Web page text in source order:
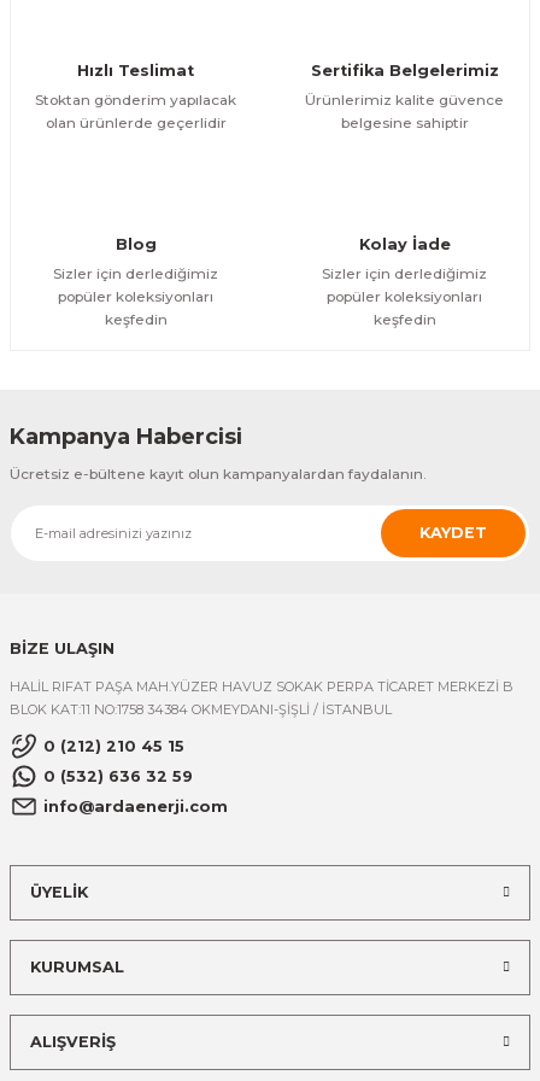
Bu ürüne benzer farklı alternatifler olmalı.
Hızlı Teslimat
Stoktan gönderim yapılacak
olan ürünlerde geçerlidir
Sertifika Belgelerimiz
Ürünlerimiz kalite güvence
belgesine sahiptir
Blog
Sizler için derlediğimiz
popüler koleksiyonları
keşfedin
Kolay İade
Sizler için derlediğimiz
popüler koleksiyonları
keşfedin
Kampanya Habercisi
Ücretsiz e-bültene kayıt olun kampanyalardan faydalanın.
KAYDET
BİZE ULAŞIN
HALİL RIFAT PAŞA MAH.YÜZER HAVUZ SOKAK PERPA TİCARET MERKEZİ B
BLOK KAT:11 NO:1758 34384 OKMEYDANI-ŞİŞLİ / İSTANBUL
0 (212) 210 45 15
0 (532) 636 32 59
info@ardaenerji.com
ÜYELİK
KURUMSAL
ALIŞVERİŞ